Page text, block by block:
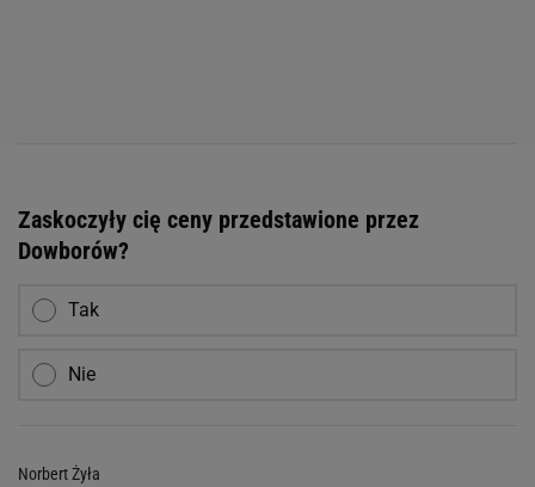
Zaskoczyły cię ceny przedstawione przez
Dowborów?
Tak
Nie
Norbert Żyła